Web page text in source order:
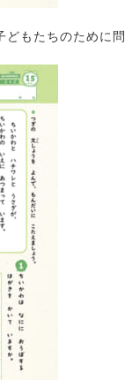
もたちのために問